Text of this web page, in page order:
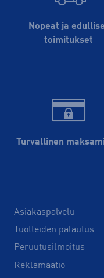
Nopeat ja
toimitukset
Turvallinen
Asiakaspalvelu
Tuotteiden palautus
Peruutusilmoitus
Reklamaatio